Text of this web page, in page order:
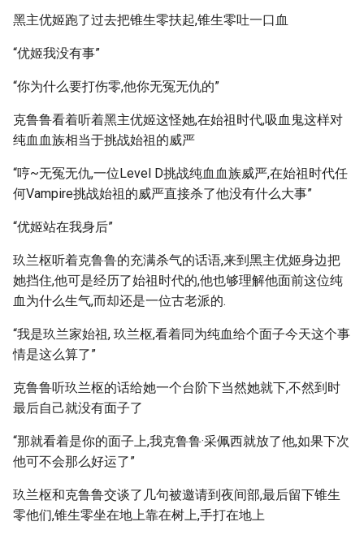
黑主优姬跑了过去把锥生零扶起,锥生零吐一口血
“优姬我没有事”
“你为什么要打伤零,他你无冤无仇的”
克鲁鲁看着听着黑主优姬这怪她,在始祖时代,吸血鬼这样对
纯血血族相当于挑战始祖的威严
“哼~无冤无仇,一位Level D挑战纯血血族威严,在始祖时代任
何Vampire挑战始祖的威严直接杀了他没有什么大事”
“优姬站在我身后”
玖兰枢听着克鲁鲁的充满杀气的话语,来到黑主优姬身边把
她挡住,他可是经历了始祖时代的,他也够理解他面前这位纯
血为什么生气,而却还是一位古老派的.
“我是玖兰家始祖, 玖兰枢,看着同为纯血给个面子今天这个事
情是这么算了”
克鲁鲁听玖兰枢的话给她一个台阶下当然她就下,不然到时
最后自己就没有面子了
“那就看着是你的面子上,我克鲁鲁·采佩西就放了他,如果下次
他可不会那么好运了”
玖兰枢和克鲁鲁交谈了几句被邀请到夜间部,最后留下锥生
零他们,锥生零坐在地上靠在树上,手打在地上